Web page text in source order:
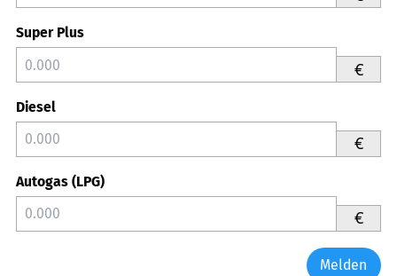
Super Plus
€
Diesel
€
Autogas (LPG)
€
Melden